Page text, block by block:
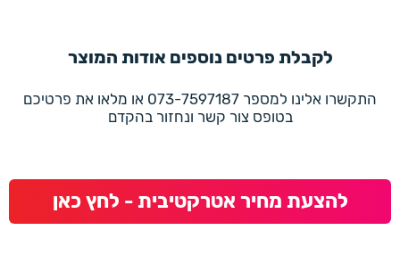
לקבלת פרטים נוספים אודות המוצר
התקשרו אלינו למספר 073-7597187 או מלאו את פרטיכם
בטופס צור קשר ונחזור בהקדם
להצעת מחיר אטרקטיבית - לחץ כאן